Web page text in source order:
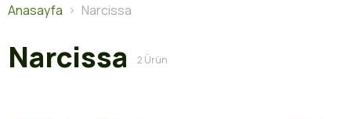
Anasayfa Narcissa
Narcissa 2 Ürün